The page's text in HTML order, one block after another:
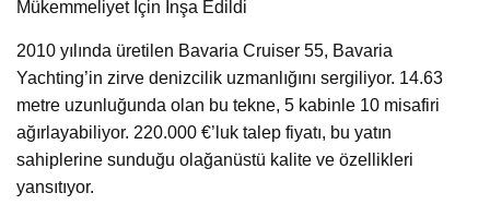
Mükemmeliyet İçin İnşa Edildi
2010 yılında üretilen Bavaria Cruiser 55, Bavaria
Yachting’in zirve denizcilik uzmanlığını sergiliyor. 14.63
metre uzunluğunda olan bu tekne, 5 kabinle 10 misafiri
ağırlayabiliyor. 220.000 €’luk talep fiyatı, bu yatın
sahiplerine sunduğu olağanüstü kalite ve özellikleri
yansıtıyor.